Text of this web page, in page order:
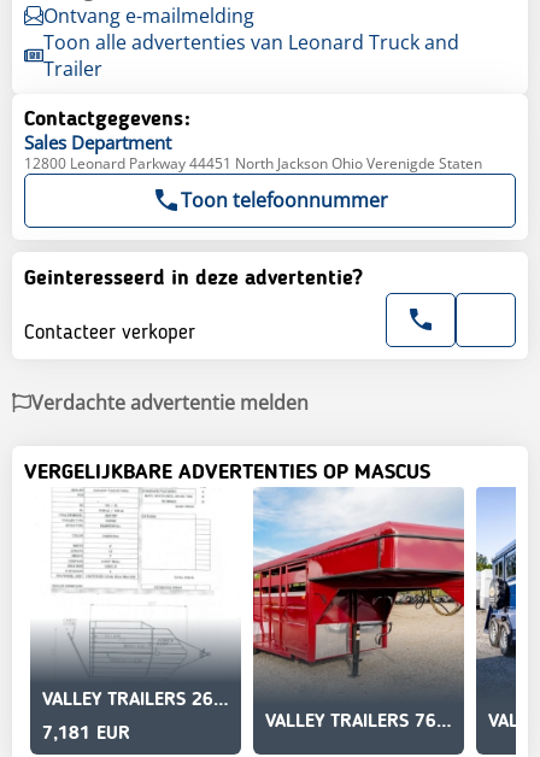
Ontvang e-mailmelding
Toon alle advertenties van Leonard Truck and
Trailer
Contactgegevens:
Sales Department
12800 Leonard Parkway 44451 North Jackson Ohio Verenigde Staten
Toon telefoonnummer
Geinteresseerd in deze advertentie?
Contacteer verkoper
Verdachte advertentie melden
VERGELIJKBARE ADVERTENTIES OP MASCUS
VALLEY TRAILERS 26012SP
7,181 EUR
VALLEY TRAILERS 76816